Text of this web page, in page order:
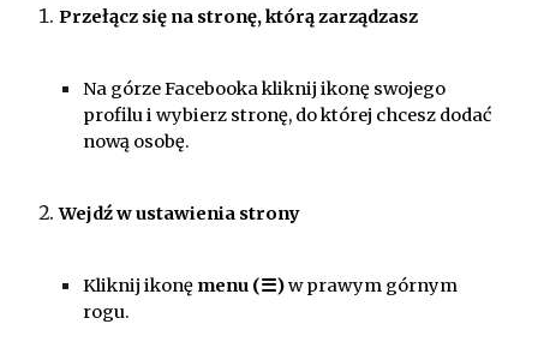
Przełącz się na stronę, którą zarządzasz
Na górze Facebooka kliknij ikonę swojego
profilu i wybierz stronę, do której chcesz dodać
nową osobę.
Wejdź w ustawienia strony
Kliknij ikonę menu (☰)w prawym górnym
rogu.